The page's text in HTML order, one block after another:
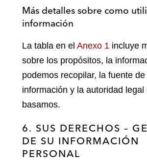
Más detalles sobre como
información
La tabla en el Anexo 1 incluye
sobre los propósitos, la
podemos recopilar, la fuente de
información y la autoridad legal
basamos.
6. SUS DERECHOS –
DE SU INFORMACIÓN
PERSONAL